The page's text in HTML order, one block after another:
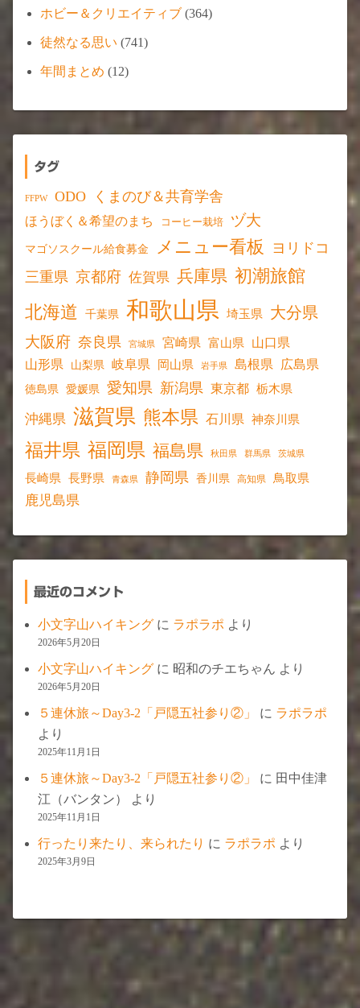
ホビー＆クリエイティブ (364)
徒然なる思い (741)
年間まとめ (12)
タグ
FFPW ODO くまのび＆共育学舎
ほうぼく＆希望のまち コーヒー栽培 ヅ大
マゴソスクール給食募金 メニュー看板
ヨリドコ
三重県 京都府 佐賀県 兵庫県 初潮旅館
北海道
千葉県 和歌山県 埼玉県 大分県
大阪府 奈良県 宮城県 宮崎県 富山県 山口県
山形県 山梨県 岐阜県 岡山県 岩手県 島根県 広島県
徳島県 愛媛県 愛知県 新潟県 東京都 栃木県
沖縄県 滋賀県 熊本県 石川県 神奈川県
福井県 福岡県 福島県 秋田県 群馬県 茨城県
長崎県 長野県 青森県 静岡県 香川県 高知県 鳥取県
鹿児島県
最近のコメント
小文字山ハイキング に ラポラポ より
2026年5月20日
小文字山ハイキング に 昭和のチエちゃん より
2026年5月20日
５連休旅～Day3-2「戸隠五社参り②」 に ラポラポ
より
2025年11月1日
５連休旅～Day3-2「戸隠五社参り②」 に 田中佳津
江（バンタン）
より
2025年11月1日
行ったり来たり、来られたり に ラポラポ より
2025年3月9日